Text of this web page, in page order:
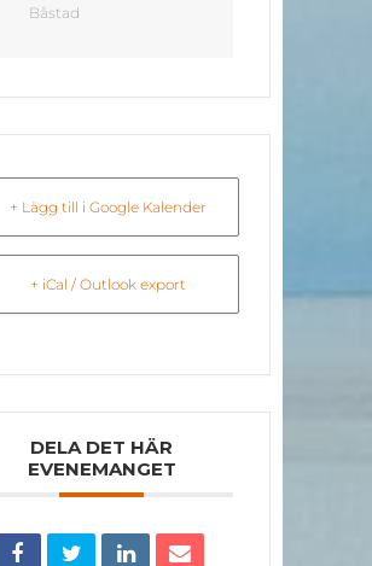
Båstad
+ Lägg till i Google Kalender
+ iCal / Outlook export
DELA DET HÄR
EVENEMANGET